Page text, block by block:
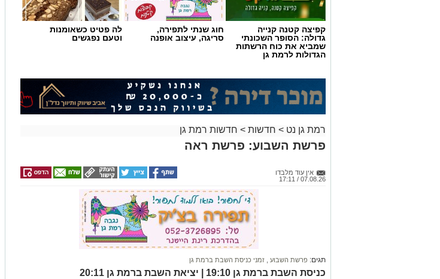
פרשת השבוע: פרשת ראה
זמני כניסת השבת ברמת גן
כניסת השבת ברמת גן 19:10 | יציאת השבת ברמת גן 20:11
קרא עוד